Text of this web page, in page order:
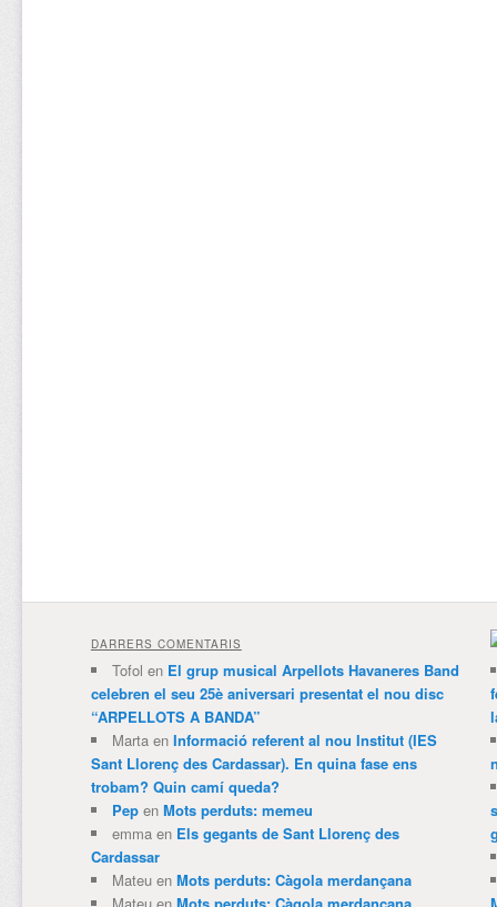
DARRERS COMENTARIS
Tofol en El grup musical Arpellots Havaneres Band
celebren el seu 25è aniversari presentat el nou disc
“ARPELLOTS A BANDA”
Martaen Informació referent al nou Institut (IES
Sant Llorenç des Cardassar). En quina fase ens
trobam? Quin camí queda?
Pepen Mots perduts: memeu
emmaen Els gegants de Sant Llorenç des
Cardassar
Mateuen Mots perduts: Càgola merdançana